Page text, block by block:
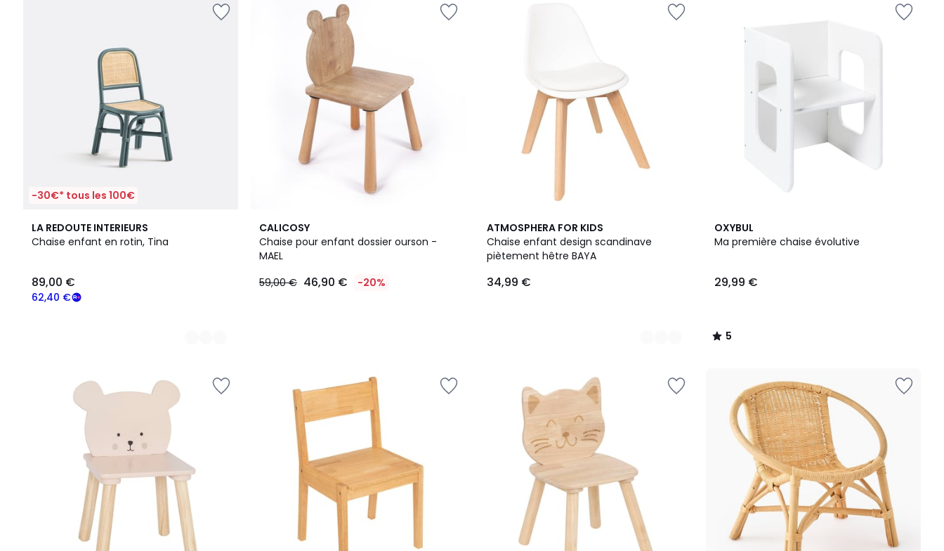
-30€* tous les 100€
LA REDOUTE INTERIEURS
Chaise enfant en rotin, Tina
62,40 €
89,00 €
2
Couleurs
CALICOSY
Chaise pour enfant dossier ourson -
MAEL
59,00 € 46,90 € -20%
ATMOSPHERA FOR KIDS
Chaise enfant design scandinave
piètement hêtre BAYA
34,99 €
3
Couleurs
OXYBUL
Ma première chaise évolutive
29,99 €
5
/
5
/